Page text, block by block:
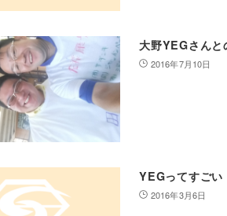
大野YEGさんと
2016年7月10日
YEGってすごい
2016年3月6日